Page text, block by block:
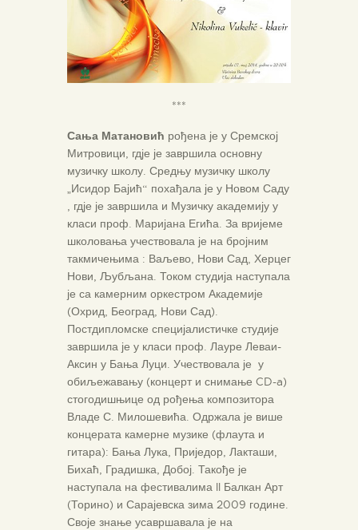
***
Сања Матановић рођена је у Сремској
Митровици, гдје је завршила основну
музичку школу. Средњу музичку школу
„Исидор Бајић“ похађала је у Новом Саду
, гдје је завршила и Музичку академију у
класи проф. Маријана Егића. За вријеме
школовања учествовала је на бројним
такмичењима : Ваљево, Нови Сад, Херцег
Нови, Љубљана. Током студија наступала
је са камерним оркестром Академије
(Охрид, Београд, Нови Сад).
Постдипломске специјалистичке студије
завршила је у класи проф. Лауре Леваи-
Аксин у Бања Луци. Учествовала је у
обиљежавању (концерт и снимање CD-a)
стогодишњице од рођења композитора
Владе С. Милошевића. Одржала је више
концерата камерне музике (флаута и
гитара): Бања Лука, Приједор, Лакташи,
Бихаћ, Градишка, Добој. Такође је
наступала на фестивалима II Балкан Арт
(Торино) и Сарајевска зима 2009 године.
Своје знање усавршавала је на